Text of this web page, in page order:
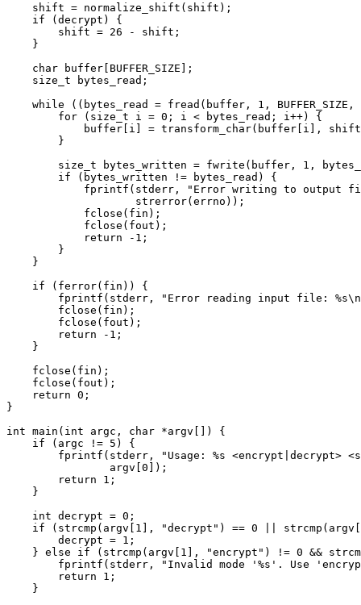
    shift = normalize_shift(shift);
    if (decrypt) {
        shift = 26 - shift;
    }
    char buffer[BUFFER_SIZE];
    size_t bytes_read;
while ((bytes_read = fread(buffer, 1, BUFFER_SIZE,
        for (size_t i = 0; i < bytes_read; i++) {
buffer[i] = transform_char(buffer[i],
        }
size_t bytes_written = fwrite(buffer, 1,
        if (bytes_written != bytes_read) {
fprintf(stderr, "Error writing to output
                    strerror(errno));
            fclose(fin);
            fclose(fout);
            return -1;
        }
    }
    if (ferror(fin)) {
fprintf(stderr, "Error reading input file:
        fclose(fin);
        fclose(fout);
        return -1;
    }
    fclose(fin);
    fclose(fout);
    return 0;
}
int main(int argc, char *argv[]) {
    if (argc != 5) {
fprintf(stderr, "Usage: %s <encrypt|decrypt>
                argv[0]);
        return 1;
    }
    int decrypt = 0;
if (strcmp(argv[1], "decrypt") == 0 ||
        decrypt = 1;
} else if (strcmp(argv[1], "encrypt") != 0 &&
fprintf(stderr, "Invalid mode '%s'. Use
        return 1;
    }